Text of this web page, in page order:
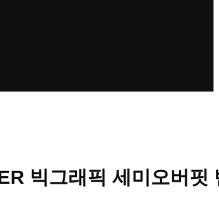
빅그래픽 세미오버핏